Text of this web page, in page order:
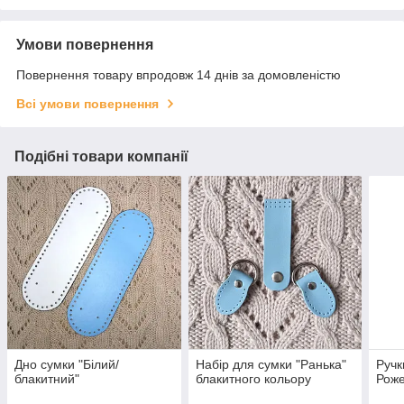
Умови повернення
Повернення товару впродовж 14 днів за домовленістю
Всі умови повернення
Подібні товари компанії
Дно сумки "Білий/
блакитний"
Набір для сумки "Ранька"
блакитного кольору